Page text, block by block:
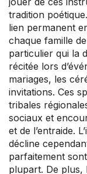
tradition
lien permanent
chaque famille
particulier qui la
récitée lors
mariages, les
invitations. Ces
tribales
sociaux et
et de l’entraide.
décline
parfaitement
plupart. De plus,